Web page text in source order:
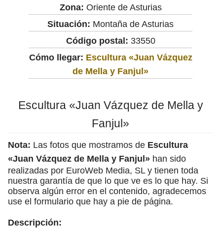
Zona: Oriente de Asturias
Situación: Montaña de Asturias
Código postal: 33550
Cómo llegar: Escultura «Juan Vázquez
de Mella y Fanjul»
Escultura «Juan Vázquez de Mella y
Fanjul»
Nota: Las fotos que mostramos de Escultura
«Juan Vázquez de Mella y Fanjul» han sido
realizadas por EuroWeb Media, SL y tienen toda
nuestra garantía de que lo que ve es lo que hay. Si
observa algún error en el contenido, agradecemos
use el formulario que hay a pie de página.
Descripción: